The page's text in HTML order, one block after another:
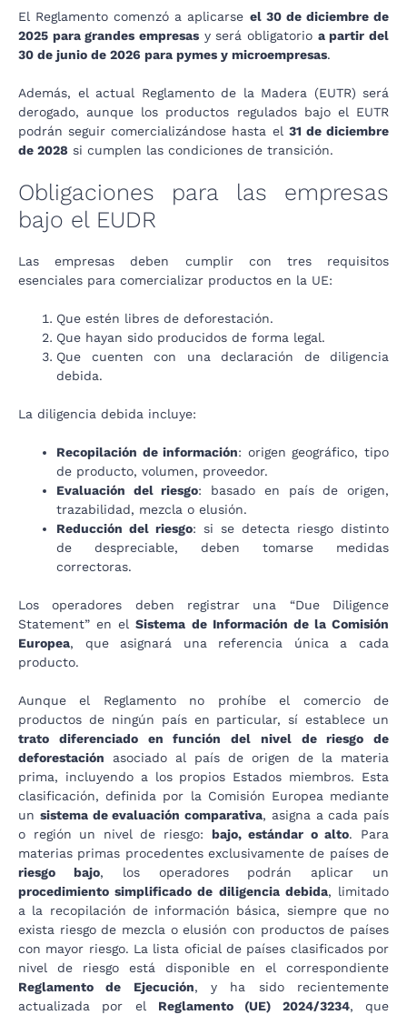
El Reglamento comenzó a aplicarse el 30 de diciembre de
2025 para grandes empresas y será obligatorio a partir del
30 de junio de 2026 para pymes y microempresas.
Además, el actual Reglamento de la Madera (EUTR) será
derogado, aunque los productos regulados bajo el EUTR
podrán seguir comercializándose hasta el 31 de diciembre
de 2028 si cumplen las condiciones de transición.
Obligaciones para las empresas
bajo el EUDR
Las empresas deben cumplir con tres requisitos
esenciales para comercializar productos en la UE:
Que estén libres de deforestación.
Que hayan sido producidos de forma legal.
Que cuenten con una declaración de diligencia
debida.
La diligencia debida incluye:
Recopilación de información: origen geográfico, tipo
de producto, volumen, proveedor.
Evaluación del riesgo: basado en país de origen,
trazabilidad, mezcla o elusión.
Reducción del riesgo: si se detecta riesgo distinto
de despreciable, deben tomarse medidas
correctoras.
Los operadores deben registrar una “Due Diligence
Statement” en elSistema de Información de la Comisión
Europea, que asignará una referencia única a cada
producto.
Aunque el Reglamento no prohíbe el comercio de
productos de ningún país en particular, sí establece un
trato diferenciado en función del nivel de riesgo de
deforestación asociado al país de origen de la materia
prima, incluyendo a los propios Estados miembros. Esta
clasificación, definida por la Comisión Europea mediante
un sistema de evaluación comparativa, asigna a cada país
o región un nivel de riesgo: bajo, estándar o alto. Para
materias primas procedentes exclusivamente de países de
riesgo bajo, los operadores podrán aplicar un
procedimiento simplificado de diligencia debida, limitado
a la recopilación de información básica, siempre que no
exista riesgo de mezcla o elusión con productos de países
con mayor riesgo. La lista oficial de países clasificados por
nivel de riesgo está disponible en el correspondiente
Reglamento de Ejecución, y ha sido recientemente
actualizada por el Reglamento (UE) 2024/3234, que